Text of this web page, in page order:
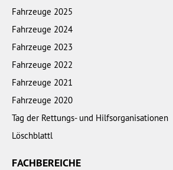
Fahrzeuge 2025
Fahrzeuge 2024
Fahrzeuge 2023
Fahrzeuge 2022
Fahrzeuge 2021
Fahrzeuge 2020
Tag der Rettungs- und Hilfsorganisationen
Löschblattl
FACHBEREICHE